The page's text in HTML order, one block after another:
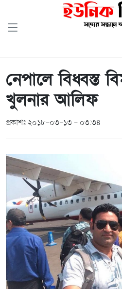
নেপালে বিধ্বস্ত
খুলনার আলিফ
প্রকাশঃ ২০১৮-০৩-১৩ - ০৩:৩৪